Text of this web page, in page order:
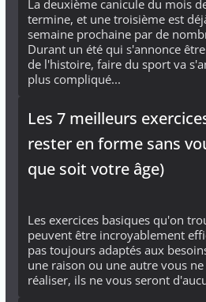
La deuxième canicule du mois
termine, et une troisième est
semaine prochaine par de
Durant un été qui s'annonce
de l'histoire, faire du sport va
plus compliqué...
Les 7 meilleurs
rester en forme sans
que soit votre âge)
Les exercices basiques qu'on
peuvent être incroyablement
pas toujours adaptés aux
une raison ou une autre vous
réaliser, ils ne vous seront